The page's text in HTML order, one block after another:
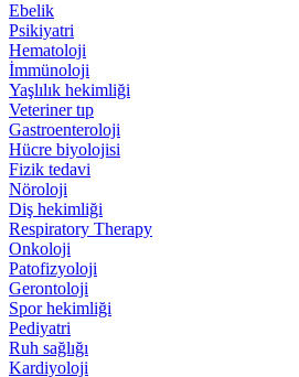
Ebelik
Psikiyatri
Hematoloji
İmmünoloji
Yaşlılık hekimliği
Veteriner tıp
Gastroenteroloji
Hücre biyolojisi
Fizik tedavi
Nöroloji
Diş hekimliği
Respiratory Therapy
Onkoloji
Patofizyoloji
Gerontoloji
Spor hekimliği
Pediyatri
Ruh sağlığı
Kardiyoloji